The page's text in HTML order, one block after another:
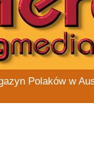
Polaków w